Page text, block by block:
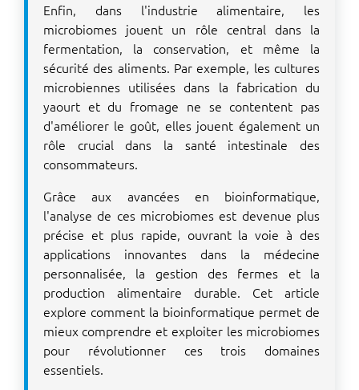
Enfin, dans l'industrie alimentaire, les
microbiomes jouent un rôle central dans la
fermentation, la conservation, et même la
sécurité des aliments. Par exemple, les cultures
microbiennes utilisées dans la fabrication du
yaourt et du fromage ne se contentent pas
d'améliorer le goût, elles jouent également un
rôle crucial dans la santé intestinale des
consommateurs.
Grâce aux avancées en bioinformatique,
l'analyse de ces microbiomes est devenue plus
précise et plus rapide, ouvrant la voie à des
applications innovantes dans la médecine
personnalisée, la gestion des fermes et la
production alimentaire durable. Cet article
explore comment la bioinformatique permet de
mieux comprendre et exploiter les microbiomes
pour révolutionner ces trois domaines
essentiels.